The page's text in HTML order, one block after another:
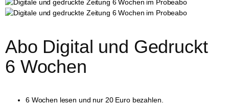
Abo Digital und Gedruckt
6 Wochen
6 Wochen lesen und nur 20 Euro bezahlen.